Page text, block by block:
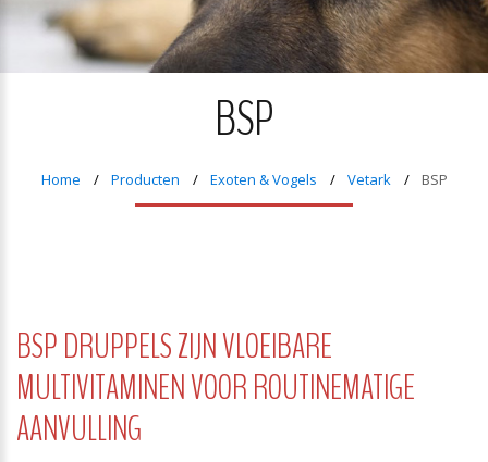
BSP
Home Producten Exoten & Vogels Vetark BSP
BSP DRUPPELS ZIJN VLOEIBARE
MULTIVITAMINEN VOOR ROUTINEMATIGE
AANVULLING